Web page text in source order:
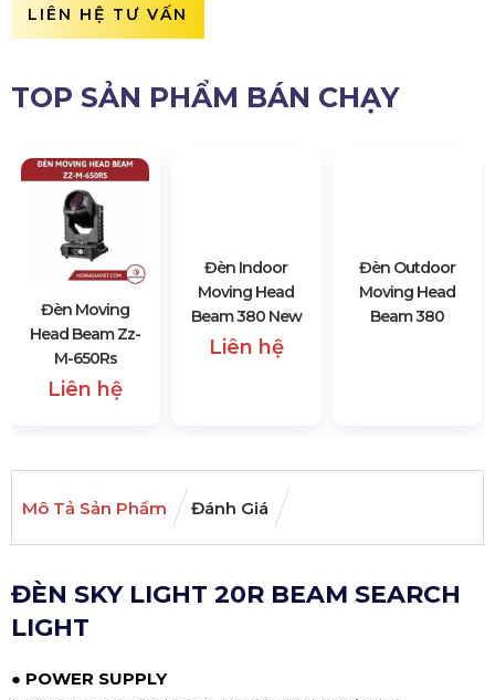
LIÊN HỆ TƯ VẤN
TOP SẢN PHẨM BÁN CHẠY
Đèn Moving
Head Beam Zz-
M-650Rs
Liên hệ
Đèn Indoor
Moving Head
Beam 380 New
Đèn Outdoor
Mô Tả Sản Phẩm Đánh Giá
ĐÈN SKY LIGHT 20R BEAM SEARCH
LIGHT
● POWER SUPPLY